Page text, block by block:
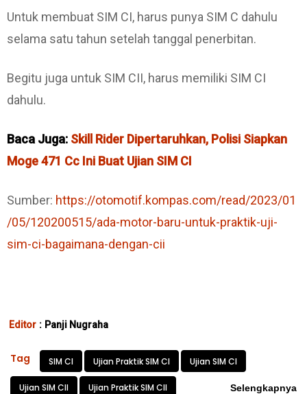
Untuk membuat SIM CI, harus punya SIM C dahulu
selama satu tahun setelah tanggal penerbitan.
Begitu juga untuk SIM CII, harus memiliki SIM CI
dahulu.
Baca Juga: Skill Rider Dipertaruhkan, Polisi Siapkan
Moge 471 Cc Ini Buat Ujian SIM CI
Sumber: https://otomotif.kompas.com/read/2023/01
/05/120200515/ada-motor-baru-untuk-praktik-uji-
sim-ci-bagaimana-dengan-cii
Editor : Panji Nugraha
Tag SIM CI Ujian Praktik SIM CI Ujian SIM CI
Ujian SIM CII Ujian Praktik SIM CII Selengkapnya